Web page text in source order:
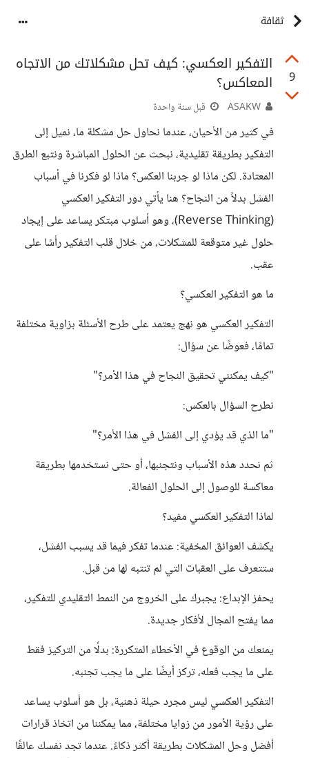
ثقافة
9
التفكير العكسي: كيف تحل مشكلاتك من الاتجاه
المعاكس؟
قبل سنة واحدة
في كثير من الأحيان، عندما نحاول حل مشكلة ما، نميل إلى
التفكير بطريقة تقليدية، نبحث عن الحلول المباشرة ونتبع الطرق
المعتادة. لكن ماذا لو جربنا العكس؟ ماذا لو فكرنا في أسباب
الفشل بدلاً من النجاح؟ هنا يأتي دور التفكير العكسي
(Reverse Thinking)، وهو أسلوب مبتكر يساعد على إيجاد
حلول غير متوقعة للمشكلات، من خلال قلب التفكير رأسًا على
عقب.
ما هو التفكير العكسي؟
التفكير العكسي هو نهج يعتمد على طرح الأسئلة بزاوية مختلفة
تمامًا، فعوضًا عن سؤال:
"كيف يمكنني تحقيق النجاح في هذا الأمر؟"
نطرح السؤال بالعكس:
"ما الذي قد يؤدي إلى الفشل في هذا الأمر؟"
ثم نحدد هذه الأسباب ونتجنبها، أو حتى نستخدمها بطريقة
معاكسة للوصول إلى الحلول الفعالة.
لماذا التفكير العكسي مفيد؟
يكشف العوائق المخفية: عندما تفكر فيما قد يسبب الفشل،
ستتعرف على العقبات التي لم تنتبه لها من قبل.
يحفز الإبداع: يجبرك على الخروج من النمط التقليدي للتفكير،
مما يفتح المجال لأفكار جديدة.
يمنعك من الوقوع في الأخطاء المتكررة: بدلًا من التركيز فقط
على ما يجب فعله، تركز أيضًا على ما يجب تجنبه.
التفكير العكسي ليس مجرد حيلة ذهنية، بل هو أسلوب يساعد
على رؤية الأمور من زوايا مختلفة، مما يمكننا من اتخاذ قرارات
أفضل وحل المشكلات بطريقة أكثر ذكاءً. عندما تجد نفسك عالقًا